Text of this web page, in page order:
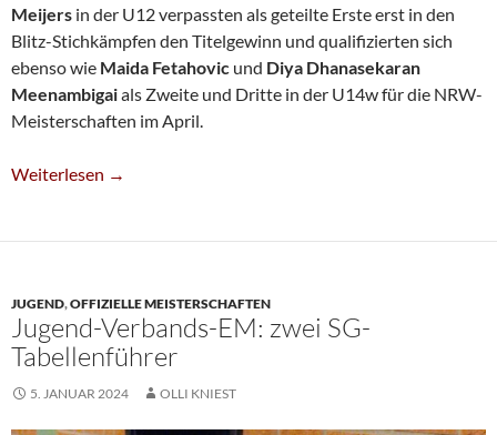
Meijers in der U12 verpassten als geteilte Erste erst in den
Blitz-Stichkämpfen den Titelgewinn und qualifizierten sich
ebenso wie Maida Fetahovic und Diya Dhanasekaran
Meenambigaials Zweite und Dritte in der U14w für die NRW-
Meisterschaften im April.
Siddharth Shivkumar Ist U16-Niederrheinmeister
Weiterlesen →
JUGEND,OFFIZIELLE MEISTERSCHAFTEN
Jugend-Verbands-EM: zwei SG-
Tabellenführer
5. JANUAR 2024 OLLI KNIEST